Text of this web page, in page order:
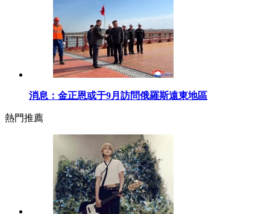
消息：金正恩或于9月訪問俄羅斯遠東地區
熱門推薦